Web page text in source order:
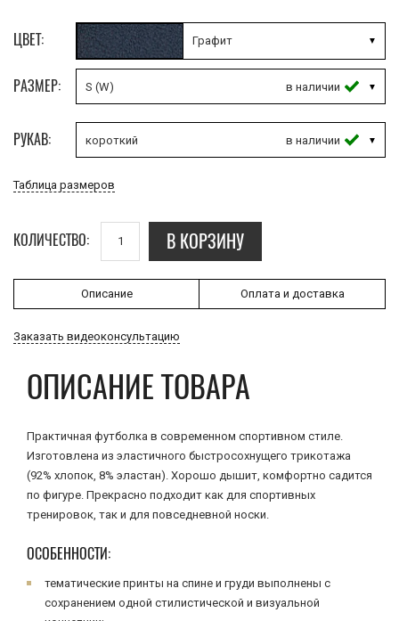
ЦВЕТ: Графит
РАЗМЕР: S (W)
РУКАВ: короткий
Таблица размеров
КОЛИЧЕСТВО: В КОРЗИНУ
Описание Оплата и доставка
Заказать видеоконсультацию
ОПИСАНИЕ ТОВАРА
Практичная футболка в современном спортивном стиле.
Изготовлена из эластичного быстросохнущего трикотажа
(92% хлопок, 8% эластан). Хорошо дышит, комфортно садится
по фигуре. Прекрасно подходит как для спортивных
тренировок, так и для повседневной носки.
ОСОБЕННОСТИ:
тематические принты на спине и груди выполнены с
сохранением одной стилистической и визуальной